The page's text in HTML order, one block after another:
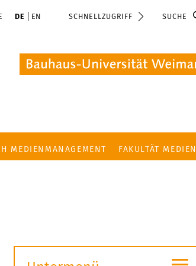
DE EN SCHNELLZUGRIFF Suche
MEDIENMANAGEMENT FAKULTÄT MEDIEN